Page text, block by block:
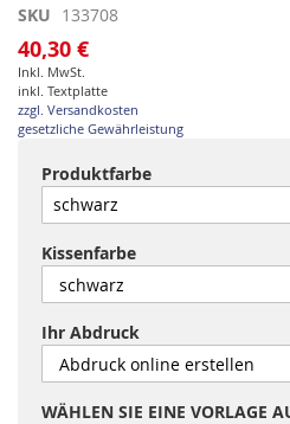
Zum
Anfang
der
Bildgalerie
springen
SKU 133708
40,30 €
Inkl. MwSt.
inkl. Textplatte
zzgl. Versandkosten
gesetzliche Gewährleistung
Produktfarbe
Kissenfarbe
Ihr Abdruck
WÄHLEN SIE EINE VORLAGE